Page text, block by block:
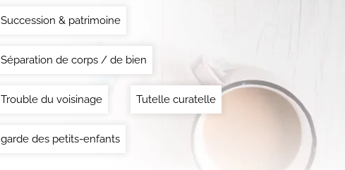
Succession & patrimoine
Séparation de corps / de bien
Trouble du voisinage Tutelle curatelle
garde des petits-enfants